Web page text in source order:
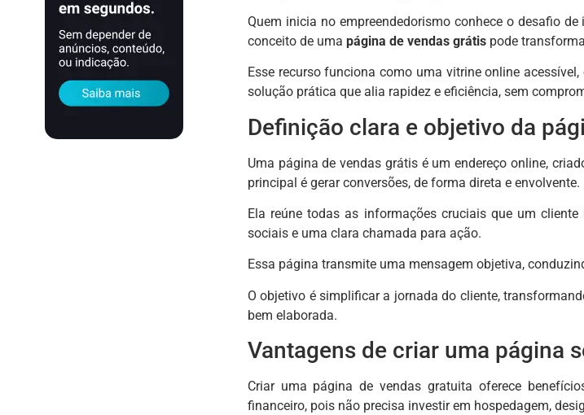
Quem inicia no empreendedorismo conhece o desafio
conceito de uma página de vendas grátispode
Esse recurso funciona como uma vitrine online
solução prática que alia rapidez e eficiência, sem
Definição clara e objetivo da
Uma página de vendas grátis é um endereço online,
principal é gerar conversões, de forma direta e envolvente.
Ela reúne todas as informações cruciais que um
sociais e uma clara chamada para ação.
Essa página transmite uma mensagem objetiva,
O objetivo é simplificar a jornada do cliente,
bem elaborada.
Vantagens de criar uma página
Criar uma página de vendas gratuita oferece
financeiro, pois não precisa investir em hospedagem,